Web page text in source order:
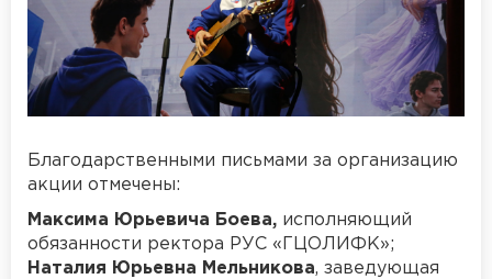
Благодарственными письмами за организацию
акции отмечены:
Максима Юрьевича Боева, исполняющий
обязанности ректора РУС «ГЦОЛИФК»;
Наталия Юрьевна Мельникова, заведующая